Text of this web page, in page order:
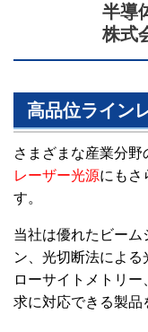
半導
株式
高品位ライン
さまざまな産業分
レーザー光源にもさ
す。
当社は優れたビーム
ン、光切断法によ
ローサイトメトリ
求に対応できる製品